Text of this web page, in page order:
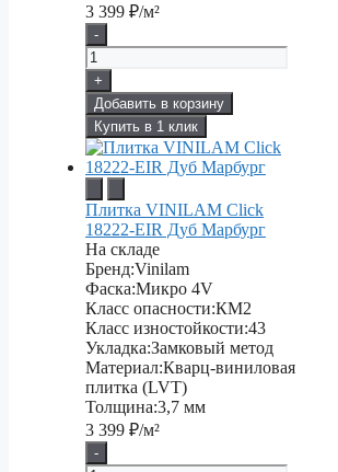
3 399 ₽/м²
-
+
Добавить в корзину
Купить в 1 клик
Плитка VINILAM Click
18222-EIR Дуб Марбург
На складе
Бренд:Vinilam
Фаска:Микро 4V
Класс опасности:КМ2
Класс изностойкости:43
Укладка:Замковый метод
Материал:Кварц-виниловая
плитка (LVT)
Толщина:3,7 мм
3 399 ₽/м²
-